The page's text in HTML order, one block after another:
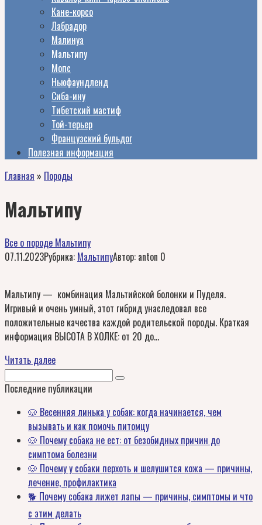
Кане-корсо
Лабрадор
Малинуа
Мальтипу
Мопс
Ньюфаундленд
Сиба-ину
Тибетский мастиф
Той-терьер
Французский бульдог
Полезная информация
Главная » Породы
Мальтипу
Все о породе Мальтипу
07.11.2023Рубрика: МальтипуАвтор: anton 0
Мальтипу — комбинация Мальтийской болонки и Пуделя.
Игривый и очень умный, этот гибрид унаследовал все
положительные качества каждой родительской породы. Краткая
информация ВЫСОТА В ХОЛКЕ: от 20 до…
Читать далее
Поиск:
Последние публикации
🐶 Весенняя линька у собак: когда начинается, чем
вызывать и как помочь питомцу
🐶 Почему собака не ест: от безобидных причин до
симптома болезни
🐶 Почему у собаки перхоть и шелушится кожа — причины,
лечение, профилактика
🐕 Почему собака лижет лапы — причины, симптомы и что
с этим делать